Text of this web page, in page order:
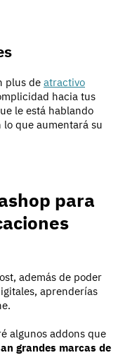
plus de atractivo
hacia tus
le está hablando
que aumentará su
para
además de poder
aprenderías
algunos addons que
grandes marcas de